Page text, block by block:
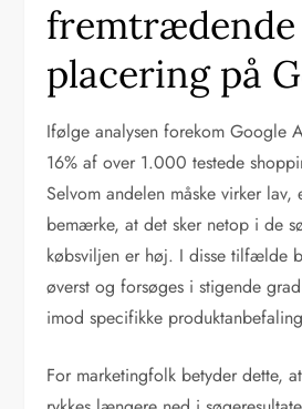
fremtrædende
placering på
Ifølge analysen forekom Google
16% af over 1.000 testede
Selvom andelen måske virker
bemærke, at det sker netop i de
købsviljen er høj. I disse tilfælde
øverst og forsøges i stigende
imod specifikke
For marketingfolk betyder dette,